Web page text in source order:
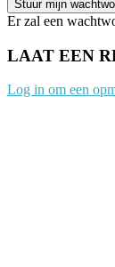
Er zal een
LAAT EEN
Log in om een